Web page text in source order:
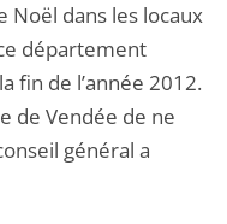
Noël dans les locaux
département
fin de l’année 2012.
de Vendée de ne
général a